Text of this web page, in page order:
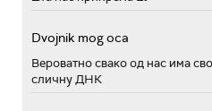
Dvojnik mog oca
Вероватно свако од нас има
сличну ДНК